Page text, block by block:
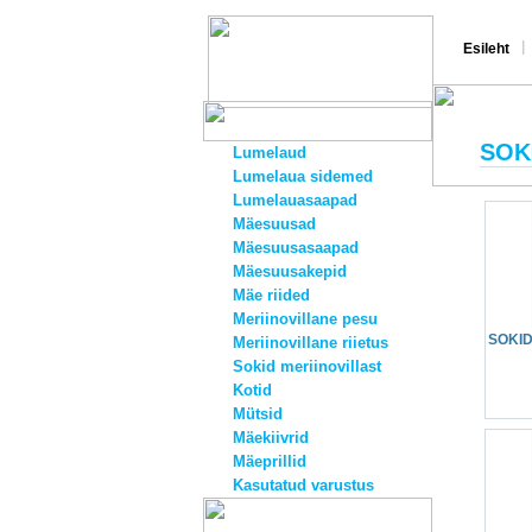
Esileht
Lumelaud
Lumelaua sidemed
Lumelauasaapad
Mäesuusad
Mäesuusasaapad
Mäesuusakepid
Mäe riided
Meriinovillane pesu
Meriinovillane riietus
Sokid meriinovillast
Kotid
Mütsid
Mäekiivrid
Mäeprillid
Kasutatud varustus